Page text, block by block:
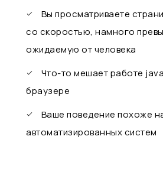
Вы просматриваете
со скоростью, намного
ожидаемую от человека
Что-то мешает работе
браузере
Ваше поведение похоже
автоматизированных систем